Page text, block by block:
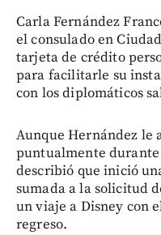
Carla Fernández
el consulado en
tarjeta de crédito
para facilitarle su
con los diplomáticos
Aunque Hernández le
puntualmente durante
describió que inició
sumada a la solicitud
un viaje a Disney con
regreso.